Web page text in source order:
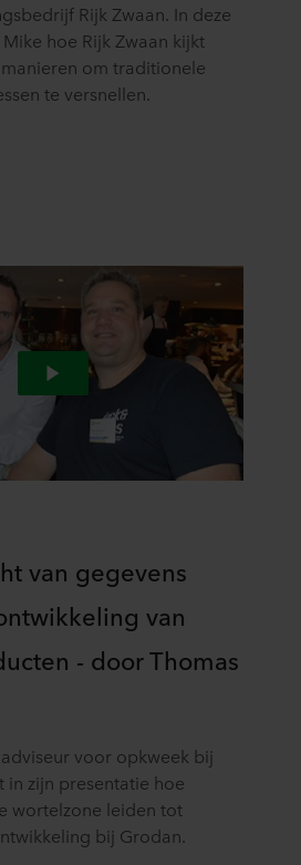
Rijk Zwaan. In deze
hoe Rijk Zwaan kijkt
om traditionele
te versnellen.
van gegevens
van
- door Thomas
voor opkweek bij
in zijn presentatie hoe
wortelzone leiden tot
bij Grodan.